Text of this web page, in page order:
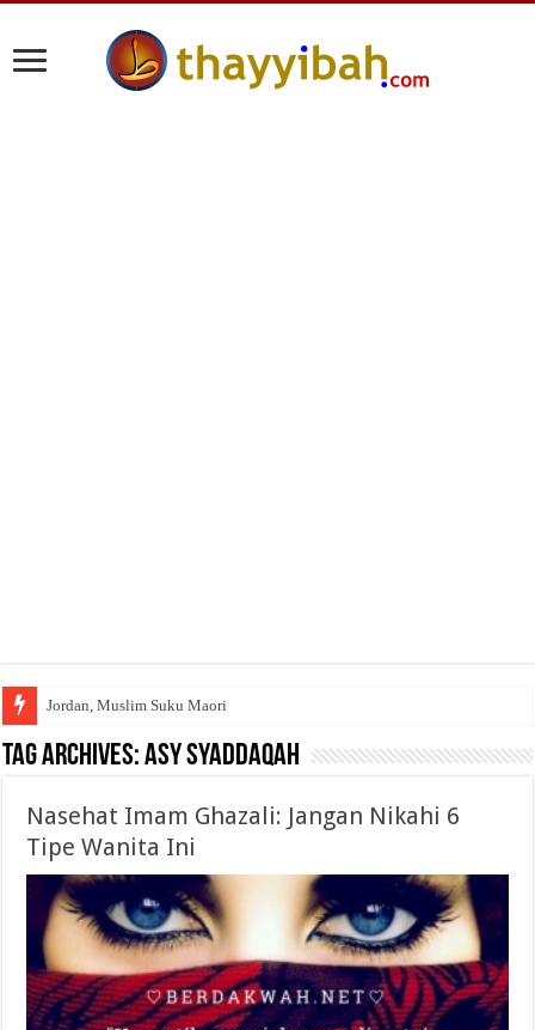
Jordan, Muslim Suku Maori
Tag Archives:Asy Syaddaqah
Nasehat Imam Ghazali: Jangan Nikahi 6
Tipe Wanita Ini